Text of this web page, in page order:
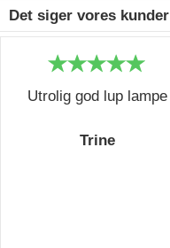
Det siger vores kunder
Utrolig god lup lampe
Trine